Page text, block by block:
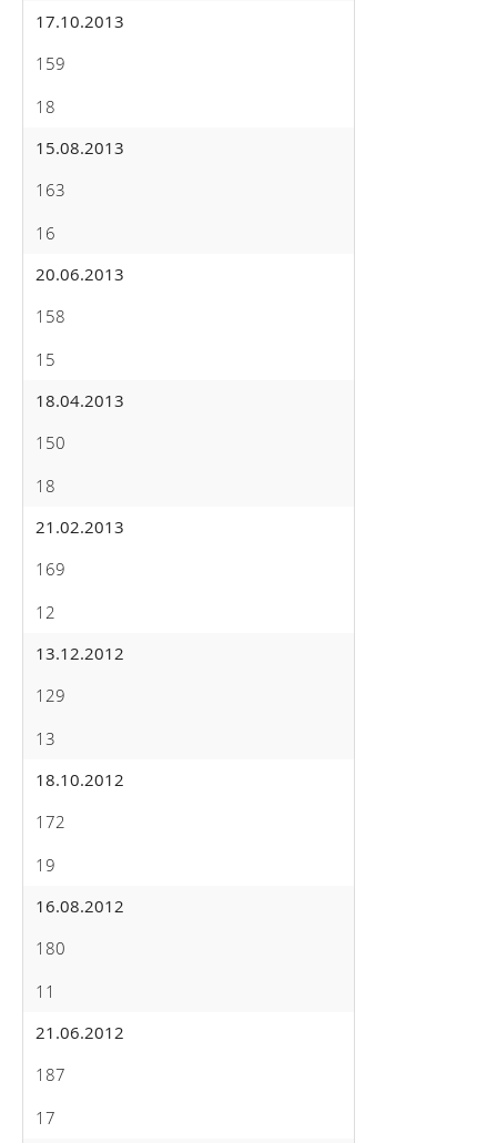
17.10.2013
159
18
15.08.2013
163
16
20.06.2013
158
15
18.04.2013
150
18
21.02.2013
169
12
13.12.2012
129
13
18.10.2012
172
19
16.08.2012
180
11
21.06.2012
187
17